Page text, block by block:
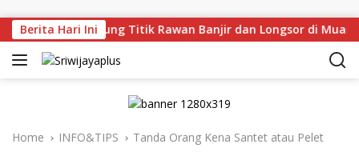
Berita Hari Ini
Tinjau Langsung Titik Rawan Banjir dan Longsor di Muara
Home INFO&TIPS Tanda Orang Kena Santet atau Pelet